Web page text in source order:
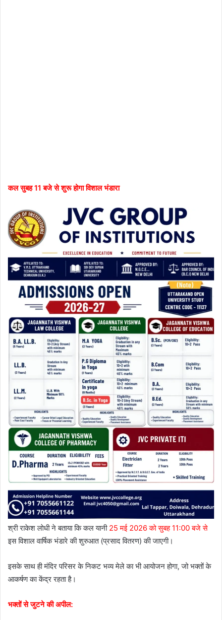
कल सुबह 11 बजे से शुरू होगा विशाल भंडारा
श्री राकेश लोधी ने बताया कि कल यानी 25 मई 2026 को सुबह 11:00 बजे से
इस विशाल वार्षिक भंडारे की शुरुआत (प्रसाद वितरण) की जाएगी।
इसके साथ ही मंदिर परिसर के निकट भव्य मेले का भी आयोजन होगा, जो भक्तों के
आकर्षण का केंद्र रहता है।
भक्तों से जुटने की अपील: